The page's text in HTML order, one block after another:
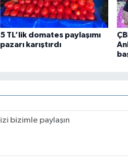
5 TL’lik domates paylaşımı
pazarı karıştırdı